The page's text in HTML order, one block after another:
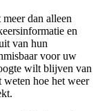
dan alleen
en
van hun
voor uw
wilt blijven van
weten hoe het weer